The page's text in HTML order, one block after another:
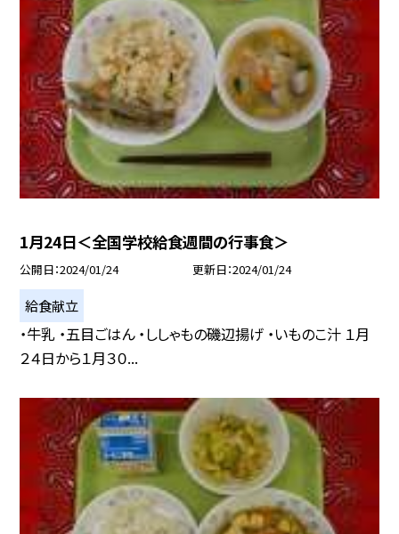
1月24日＜全国学校給食週間の行事食＞
公開日 2024/01/24 更新日 2024/01/24
給食献立
・牛乳 ・五目ごはん ・ししゃもの磯辺揚げ ・いものこ汁 １月
２４日から１月３０...